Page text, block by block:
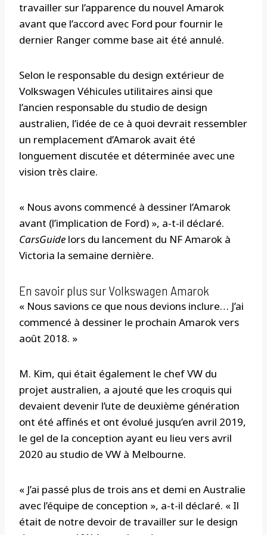
travailler sur l’apparence du nouvel Amarok
avant que l’accord avec Ford pour fournir le
dernier Ranger comme base ait été annulé.
Selon le responsable du design extérieur de
Volkswagen Véhicules utilitaires ainsi que
l’ancien responsable du studio de design
australien, l’idée de ce à quoi devrait ressembler
un remplacement d’Amarok avait été
longuement discutée et déterminée avec une
vision très claire.
« Nous avons commencé à dessiner l’Amarok
avant (l’implication de Ford) », a-t-il déclaré.
CarsGuide lors du lancement du NF Amarok à
Victoria la semaine dernière.
En savoir plus sur Volkswagen Amarok
« Nous savions ce que nous devions inclure… J’ai
commencé à dessiner le prochain Amarok vers
août 2018. »
M. Kim, qui était également le chef VW du
projet australien, a ajouté que les croquis qui
devaient devenir l’ute de deuxième génération
ont été affinés et ont évolué jusqu’en avril 2019,
le gel de la conception ayant eu lieu vers avril
2020 au studio de VW à Melbourne.
« J’ai passé plus de trois ans et demi en Australie
avec l’équipe de conception », a-t-il déclaré. « Il
était de notre devoir de travailler sur le design